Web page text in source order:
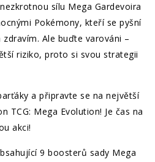
sílu Mega Gardevoira
Pokémony, kteří se pyšní
Ale buďte varováni –
riziko, proto si svou strategii
a připravte se na největší
TCG: Mega Evolution! Je čas na
akci!
9 boosterů sady Mega